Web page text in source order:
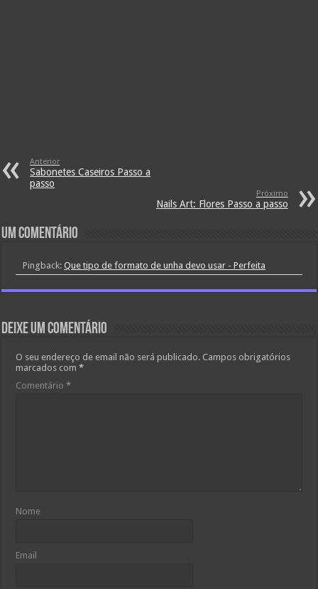
Anterior
Sabonetes Caseiros Passo a
passo
Próximo
Nails Art: Flores Passo a passo
Um comentário
Pingback:Que tipo de formato de unha devo usar - Perfeita
Deixe um comentário
O seu endereço de email não será publicado. Campos obrigatórios
marcados com*
Comentário*
Nome
Email